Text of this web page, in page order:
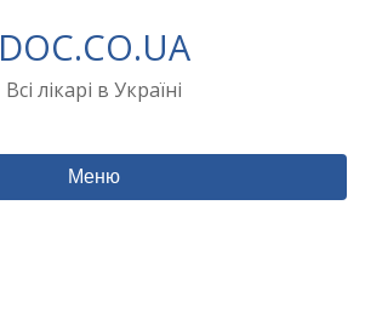
DOC.CO.UA
Всі лікарі в Україні
Меню